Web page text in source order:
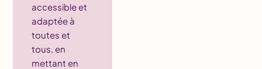
accessible et
adaptée à
toutes et
tous, en
mettant en